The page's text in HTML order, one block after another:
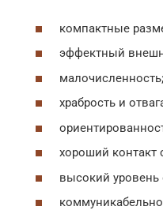
компактные
эффектный
малочисленность;
храбрость и
хороший контакт
высокий уровень